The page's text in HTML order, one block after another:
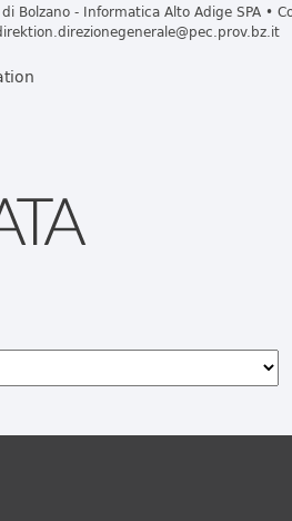
Bolzano - Informatica Alto Adige SPA •